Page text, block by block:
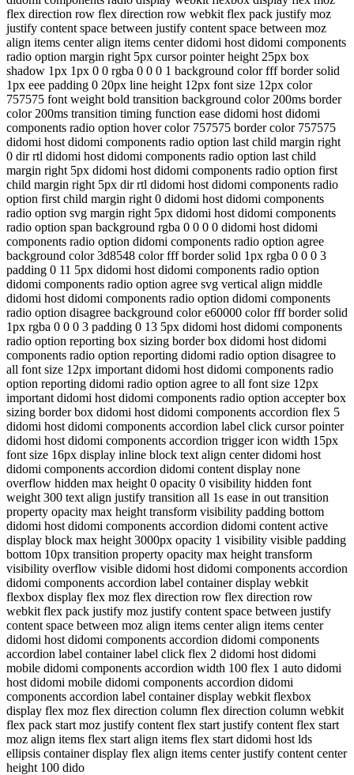
flex direction row flex direction row webkit flex pack justify moz
justify content space between justify content space between moz
align items center align items center didomi host didomi components
radio option margin right 5px cursor pointer height 25px box
shadow 1px 1px 0 0 rgba 0 0 0 1 background color fff border solid
1px eee padding 0 20px line height 12px font size 12px color
757575 font weight bold transition background color 200ms border
color 200ms transition timing function ease didomi host didomi
components radio option hover color 757575 border color 757575
didomi host didomi components radio option last child margin right
0 dir rtl didomi host didomi components radio option last child
margin right 5px didomi host didomi components radio option first
child margin right 5px dir rtl didomi host didomi components radio
option first child margin right 0 didomi host didomi components
radio option svg margin right 5px didomi host didomi components
radio option span background rgba 0 0 0 0 didomi host didomi
components radio option didomi components radio option agree
background color 3d8548 color fff border solid 1px rgba 0 0 0 3
padding 0 11 5px didomi host didomi components radio option
didomi components radio option agree svg vertical align middle
didomi host didomi components radio option didomi components
radio option disagree background color e60000 color fff border solid
1px rgba 0 0 0 3 padding 0 13 5px didomi host didomi components
radio option reporting box sizing border box didomi host didomi
components radio option reporting didomi radio option disagree to
all font size 12px important didomi host didomi components radio
option reporting didomi radio option agree to all font size 12px
important didomi host didomi components radio option accepter box
sizing border box didomi host didomi components accordion flex 5
didomi host didomi components accordion label click cursor pointer
didomi host didomi components accordion trigger icon width 15px
font size 16px display inline block text align center didomi host
didomi components accordion didomi content display none
overflow hidden max height 0 opacity 0 visibility hidden font
weight 300 text align justify transition all 1s ease in out transition
property opacity max height transform visibility padding bottom
didomi host didomi components accordion didomi content active
display block max height 3000px opacity 1 visibility visible padding
bottom 10px transition property opacity max height transform
visibility overflow visible didomi host didomi components accordion
didomi components accordion label container display webkit
flexbox display flex moz flex direction row flex direction row
webkit flex pack justify moz justify content space between justify
content space between moz align items center align items center
didomi host didomi components accordion didomi components
accordion label container label click flex 2 didomi host didomi
mobile didomi components accordion width 100 flex 1 auto didomi
host didomi mobile didomi components accordion didomi
components accordion label container display webkit flexbox
display flex moz flex direction column flex direction column webkit
flex pack start moz justify content flex start justify content flex start
moz align items flex start align items flex start didomi host lds
ellipsis container display flex align items center justify content center
height 100 dido